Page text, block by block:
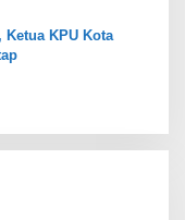
KPU Kota